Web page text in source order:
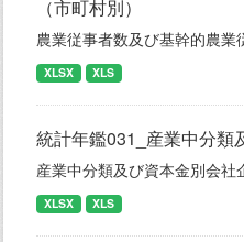
（市町村別）
農業従事者数及び基幹的農業
XLSX XLS
統計年鑑031_産業中分類
産業中分類及び資本金別会社
XLSX XLS